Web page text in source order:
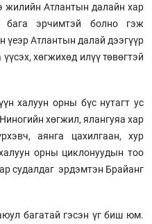
жилийн Атлантын далайн хар
бага эрчимтэй болно гэж
Атлантын далай дээгүүр
хөгжихөд илүү төвөгтэй
халуун орны бүс нутагт ус
хөгжил, ялангуяа хар
аянга цахилгаан, хур
орны циклонуудын тоо
судалдаг эрдэмтэн Брайанг
багатай гэсэн үг биш юм.